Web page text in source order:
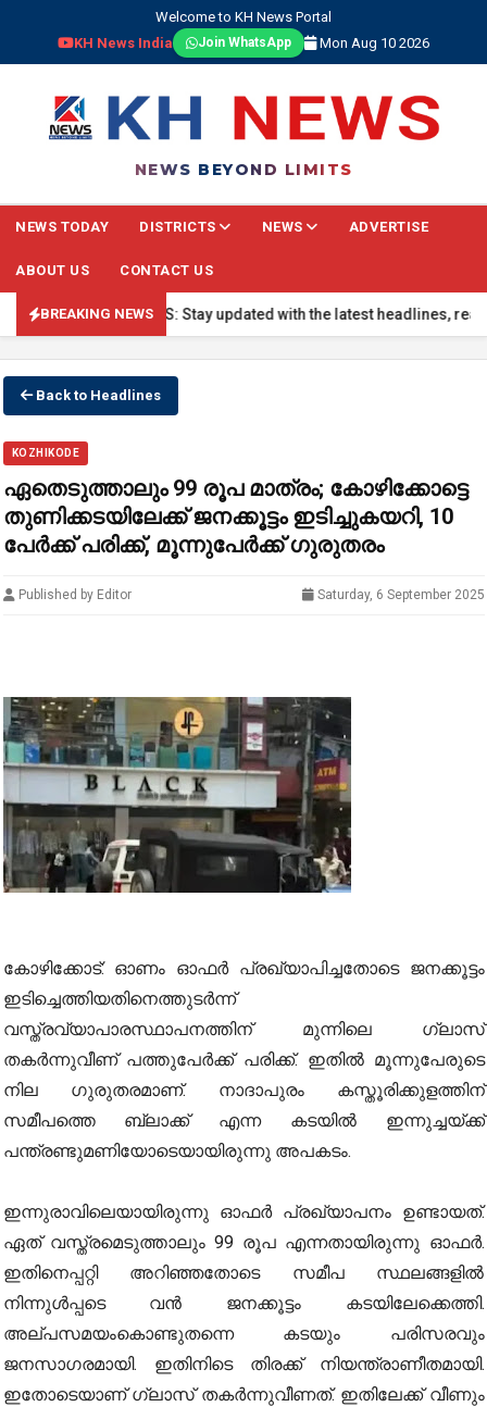
Welcome to KH News Portal
KH News India
Join WhatsApp Mon Aug 10 2026
NEWS BEYOND LIMITS
NEWS TODAY DISTRICTS NEWS ADVERTISE
ABOUT US CONTACT US
BREAKING NEWS
BREAKING NEWS: Stay updated with the latest headlines, real-
Back to Headlines
KOZHIKODE
ഏതെടുത്താലും 99 രൂപ മാത്രം; കോഴിക്കോട്ടെ
തുണിക്കടയിലേക്ക് ജനക്കൂട്ടം ഇടിച്ചുകയറി, 10
പേർക്ക് പരിക്ക്, മൂന്നുപേർക്ക് ഗുരുതരം
Published by Editor Saturday, 6 September 2025
കോഴിക്കോട്: ഓണം ഓഫർ പ്രഖ്യാപിച്ചതോടെ ജനക്കൂട്ടം
ഇടിച്ചെത്തിയതിനെത്തുടർന്ന്
വസ്ത്രവ്യാപാരസ്ഥാപനത്തിന് മുന്നിലെ ഗ്ലാസ്
തകർന്നുവീണ് പത്തുപേർക്ക് പരിക്ക്. ഇതിൽ മൂന്നുപേരുടെ
നില ഗുരുതരമാണ്. നാദാപുരം കസ്തൂരിക്കുളത്തിന്
സമീപത്തെ ബ്ലാക്ക് എന്ന കടയിൽ ഇന്നുച്ചയ്ക്ക്
പന്ത്രണ്ടുമണിയോടെയായിരുന്നു അപകടം.
ഇന്നുരാവിലെയായിരുന്നു ഓഫർ പ്രഖ്യാപനം ഉണ്ടായത്.
ഏത് വസ്ത്രമെടുത്താലും 99 രൂപ എന്നതായിരുന്നു ഓഫർ.
ഇതിനെപ്പറ്റി അറിഞ്ഞതോടെ സമീപ സ്ഥലങ്ങളിൽ
നിന്നുൾപ്പടെ വൻ ജനക്കൂട്ടം കടയിലേക്കെത്തി.
അല്പസമയംകൊണ്ടുതന്നെ കടയും പരിസരവും
ജനസാഗരമായി. ഇതിനിടെ തിരക്ക് നിയന്ത്രാണീതമായി.
ഇതോടെയാണ് ഗ്ലാസ് തകർന്നുവീണത്. ഇതിലേക്ക് വീണും